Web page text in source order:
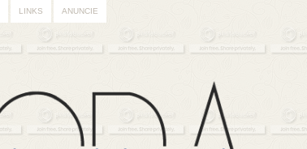
LINKS ANUNCIE